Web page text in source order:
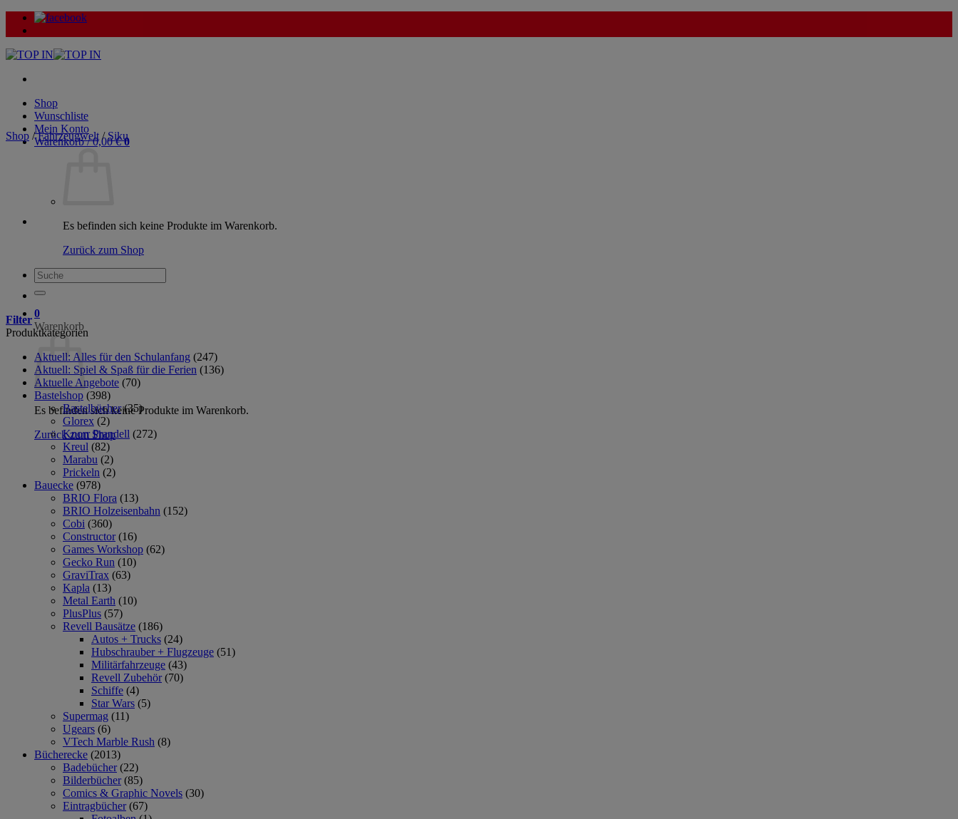
Zum
Inhalt
Shop
Wunschliste
Mein Konto
Warenkorb /0,00€ 0
Es befinden sich keine Produkte im Warenkorb.
Zurück zum Shop
Suche
nach:
0
Warenkorb
Es befinden sich keine Produkte im Warenkorb.
Zurück zum Shop
Shop / Fahrzeugwelt / Siku
Filter
Produktkategorien
Aktuell: Alles für den Schulanfang (247)
Aktuell: Spiel & Spaß für die Ferien (136)
Aktuelle Angebote (70)
Bastelshop (398)
Bastelbücher (35)
Glorex (2)
Knorr Prandell (272)
Kreul (82)
Marabu (2)
Prickeln (2)
Bauecke (978)
BRIO Flora (13)
BRIO Holzeisenbahn (152)
Cobi (360)
Constructor (16)
Games Workshop (62)
Gecko Run (10)
GraviTrax (63)
Kapla (13)
Metal Earth (10)
PlusPlus (57)
Revell Bausätze (186)
Autos + Trucks (24)
Hubschrauber + Flugzeuge (51)
Militärfahrzeuge (43)
Revell Zubehör (70)
Schiffe (4)
Star Wars (5)
Supermag (11)
Ugears (6)
VTech Marble Rush (8)
Bücherecke (2013)
Badebücher (22)
Bilderbücher (85)
Comics & Graphic Novels (30)
Eintragbücher (67)